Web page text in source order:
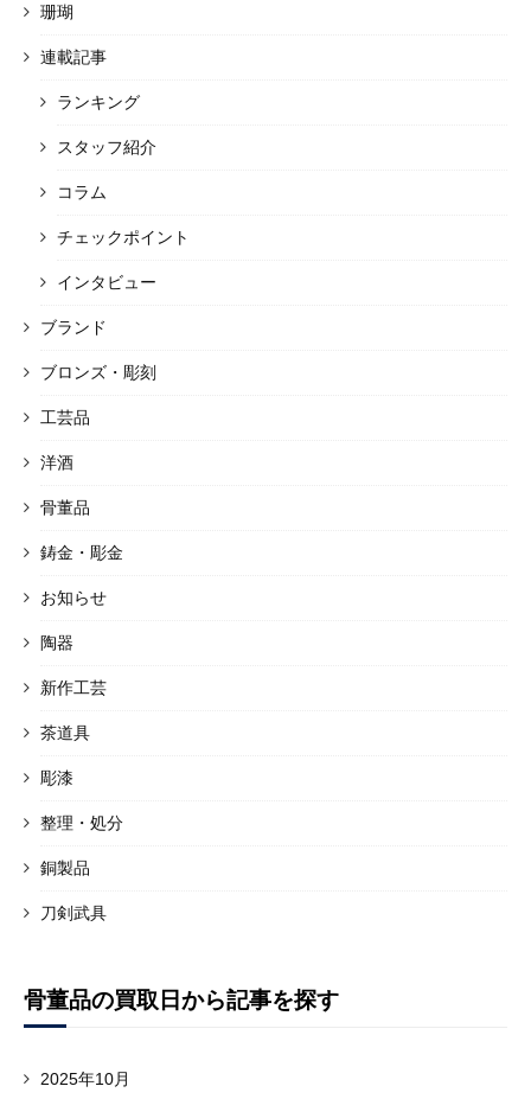
珊瑚
連載記事
ランキング
スタッフ紹介
コラム
チェックポイント
インタビュー
ブランド
ブロンズ・彫刻
工芸品
洋酒
骨董品
鋳金・彫金
お知らせ
陶器
新作工芸
茶道具
彫漆
整理・処分
銅製品
刀剣武具
骨董品の買取日から記事を探す
2025年10月